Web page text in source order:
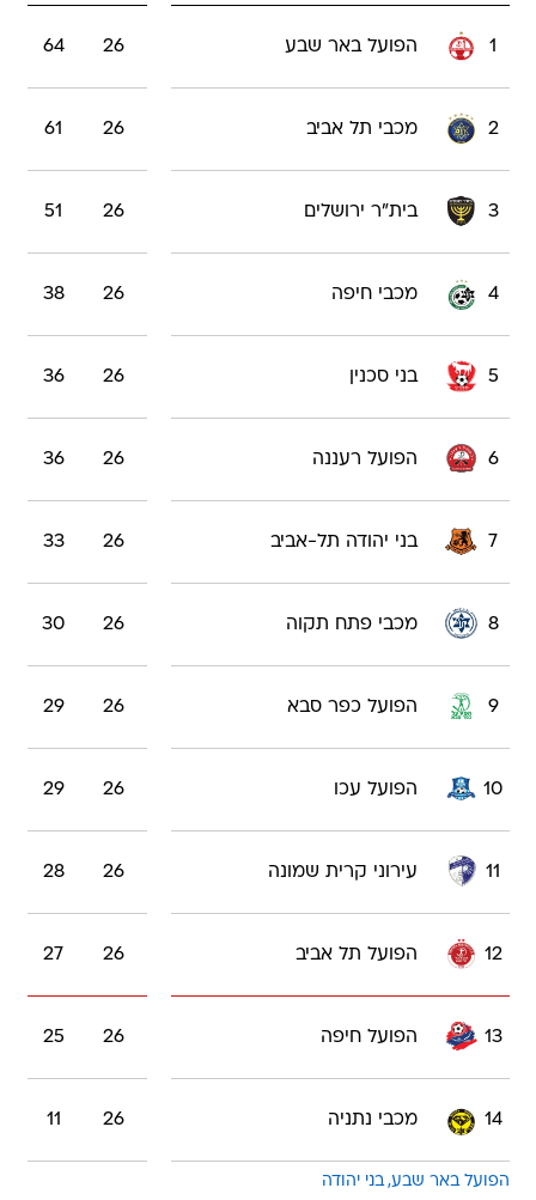
1 הפועל באר שבע 26
64
2 מכבי תל אביב 26
61
3 בית"ר ירושלים 26
51
4 מכבי חיפה 26
38
5 בני סכנין 26
36
6 הפועל רעננה 26
36
7 בני יהודה תל-אביב 26
33
8 מכבי פתח תקוה 26
30
9 הפועל כפר סבא 26
29
10 הפועל עכו 26
29
11 עירוני קרית שמונה 26
28
12 הפועל תל אביב 26
27
13 הפועל חיפה 26
25
14 מכבי נתניה 26
11
הפועל באר שבע בני יהודה